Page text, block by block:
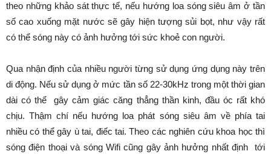
theo những khảo sát thực tế, nếu hướng loa sóng siêu âm ở tần
số cao xuống mặt nước sẽ gây hiện tượng sủi bọt, như vậy rất
có thể sóng này có ảnh hưởng tới sức khoẻ con người.
Qua nhận định của nhiều người từng sử dụng ứng dụng này trên
di động. Nếu sử dụng ở mức tần số 22-30kHz trong một thời gian
dài có thể gây cảm giác căng thẳng thần kinh, đầu óc rất khó
chịu. Thậm chí nếu hướng loa phát sóng siêu âm về phía tai
nhiều có thể gây ù tai, điếc tai. Theo các nghiên cứu khoa học thì
sóng điện thoại và sóng Wifi cũng gây ảnh hưởng nhất định tới